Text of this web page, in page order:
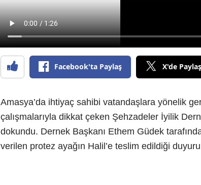
Facebook'ta Paylaş X'de Paylaş
Amasya’da ihtiyaç sahibi vatandaşlara yönelik
çalışmalarıyla dikkat çeken Şehzadeler İyilik
dokundu. Dernek Başkanı Ethem Güdek
verilen protez ayağın Halil’e teslim edildiği